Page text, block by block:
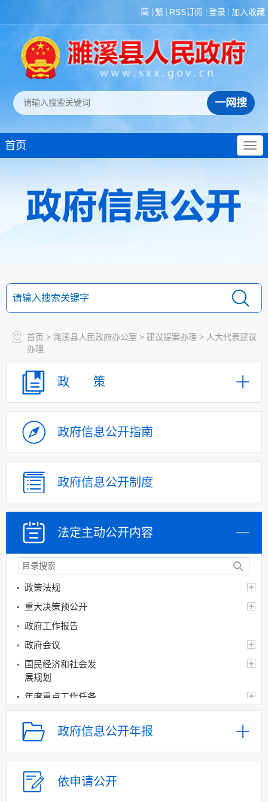
简 繁 RSS订阅 登录 加入收藏
首页
首页 > 濉溪县人民政府办公室 > 建议提案办理 > 人大代表建议
办理
政 策
政府信息公开指南
政府信息公开制度
法定主动公开内容
政策法规
重大决策预公开
政府工作报告
政府会议
国民经济和社会发
展规划
年度重点工作任务
分解、执行及落实情况
督查督办及问责情况
和执行效果评估
审计公开
政府信息公开年报
依申请公开